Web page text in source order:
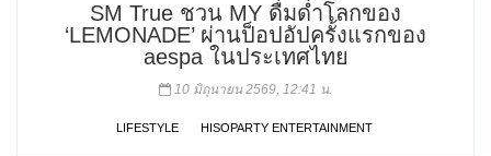
SM True ชวน MY ดื่มด่ำโลกของ
‘LEMONADE’ ผ่านป็อปอัปครั้งแรกของ
aespa ในประเทศไทย
10 มิถุนายน 2569, 12:41 น.
LIFESTYLE HISOPARTY ENTERTAINMENT